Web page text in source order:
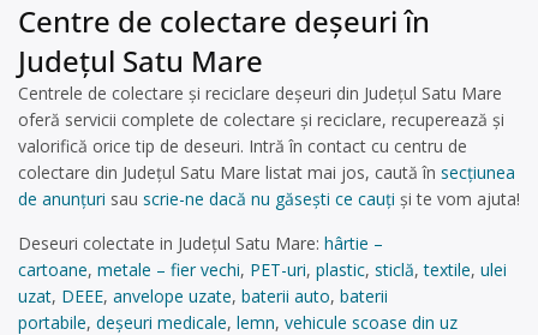
Centre de colectare deşeuri în
Județul Satu Mare
Centrele de colectare și reciclare deșeuri din Județul Satu Mare
oferă servicii complete de colectare și reciclare, recuperează și
valorifică orice tip de deseuri. Intră în contact cu centru de
colectare din Județul Satu Mare listat mai jos, caută în secțiunea
de anunțuri sau scrie-ne dacă nu găsești ce cauți și te vom ajuta!
Deseuri colectate in Județul Satu Mare: hârtie –
cartoane, metale – fier vechi, PET-uri, plastic, sticlă,textile, ulei
uzat, DEEE, anvelope uzate, baterii auto, baterii
portabile, deșeuri medicale, lemn, vehicule scoase din uz